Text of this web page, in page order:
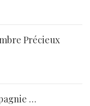
Précieux
…